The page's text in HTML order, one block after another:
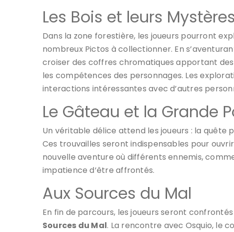
Les Bois et leurs Mystères
Dans la zone forestière, les joueurs pourront
nombreux Pictos à collectionner. En
croiser des coffres chromatiques apportant
les compétences des personnages. Les
interactions intéressantes avec d’autres
Le Gâteau et la Grande
Un véritable délice attend les joueurs : la quête
Ces trouvailles seront indispensables pour
nouvelle aventure où différents ennemis,
impatience d’être affrontés.
Aux Sources du Mal
En fin de parcours, les joueurs seront
Sources du Mal. La rencontre avec Osquio, le